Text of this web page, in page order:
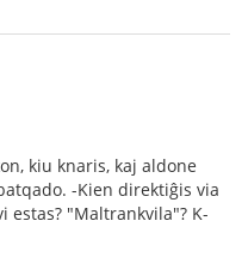
kiu knaris, kaj aldone
-Kien direktiĝis via
estas? "Maltrankvila"? K-